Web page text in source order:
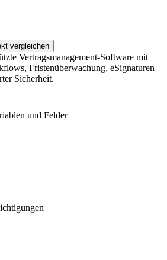
vergleichen
Vertragsmanagement-Software mit
Fristenüberwachung, eSignaturen
Sicherheit.
und Felder